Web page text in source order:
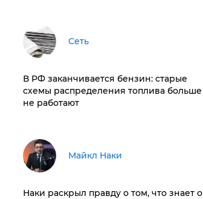
Сеть
​В РФ заканчивается бензин: старые
схемы распределения топлива больше
не работают
Майкл Наки
Наки раскрыл правду о том, что знает о